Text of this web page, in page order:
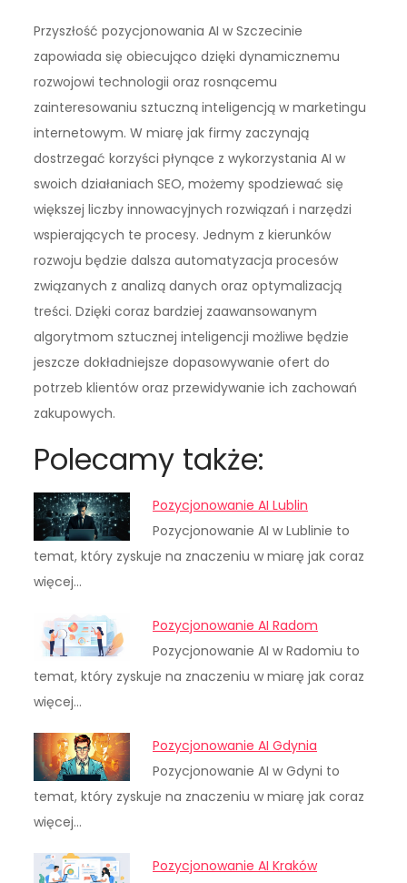
Przyszłość pozycjonowania AI w Szczecinie
zapowiada się obiecująco dzięki dynamicznemu
rozwojowi technologii oraz rosnącemu
zainteresowaniu sztuczną inteligencją w marketingu
internetowym. W miarę jak firmy zaczynają
dostrzegać korzyści płynące z wykorzystania AI w
swoich działaniach SEO, możemy spodziewać się
większej liczby innowacyjnych rozwiązań i narzędzi
wspierających te procesy. Jednym z kierunków
rozwoju będzie dalsza automatyzacja procesów
związanych z analizą danych oraz optymalizacją
treści. Dzięki coraz bardziej zaawansowanym
algorytmom sztucznej inteligencji możliwe będzie
jeszcze dokładniejsze dopasowywanie ofert do
potrzeb klientów oraz przewidywanie ich zachowań
zakupowych.
Polecamy także:
Pozycjonowanie AI Lublin
Pozycjonowanie AI w Lublinie to
temat, który zyskuje na znaczeniu w miarę jak coraz
więcej…
Pozycjonowanie AI Radom
Pozycjonowanie AI w Radomiu to
temat, który zyskuje na znaczeniu w miarę jak coraz
więcej…
Pozycjonowanie AI Gdynia
Pozycjonowanie AI w Gdyni to
temat, który zyskuje na znaczeniu w miarę jak coraz
więcej…
Pozycjonowanie AI Kraków